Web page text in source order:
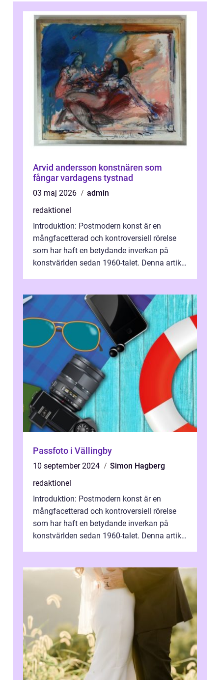
Arvid andersson konstnären som
fångar vardagens tystnad
03 maj 2026
admin
redaktionel
Introduktion: Postmodern konst är en
mångfacetterad och kontroversiell rörelse
som har haft en betydande inverkan på
konstvärlden sedan 1960-talet. Denna artikel
Passfoto i Vällingby
10 september 2024
Simon Hagberg
redaktionel
Introduktion: Postmodern konst är en
mångfacetterad och kontroversiell rörelse
som har haft en betydande inverkan på
konstvärlden sedan 1960-talet. Denna artikel